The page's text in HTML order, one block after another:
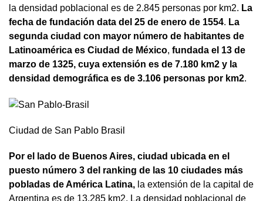
la densidad poblacional es de 2.845 personas por km2. La
fecha de fundación data del 25 de enero de 1554. La
segunda ciudad con mayor número de habitantes de
Latinoamérica es Ciudad de México, fundada el 13 de
marzo de 1325, cuya extensión es de 7.180 km2 y la
densidad demográfica es de 3.106 personas por km2.
Ciudad de San Pablo Brasil
Por el lado de Buenos Aires, ciudad ubicada en el
puesto número 3 del ranking de las 10 ciudades más
pobladas de América Latina, la extensión de la capital de
Argentina es de 13.285 km2. La densidad poblacional de